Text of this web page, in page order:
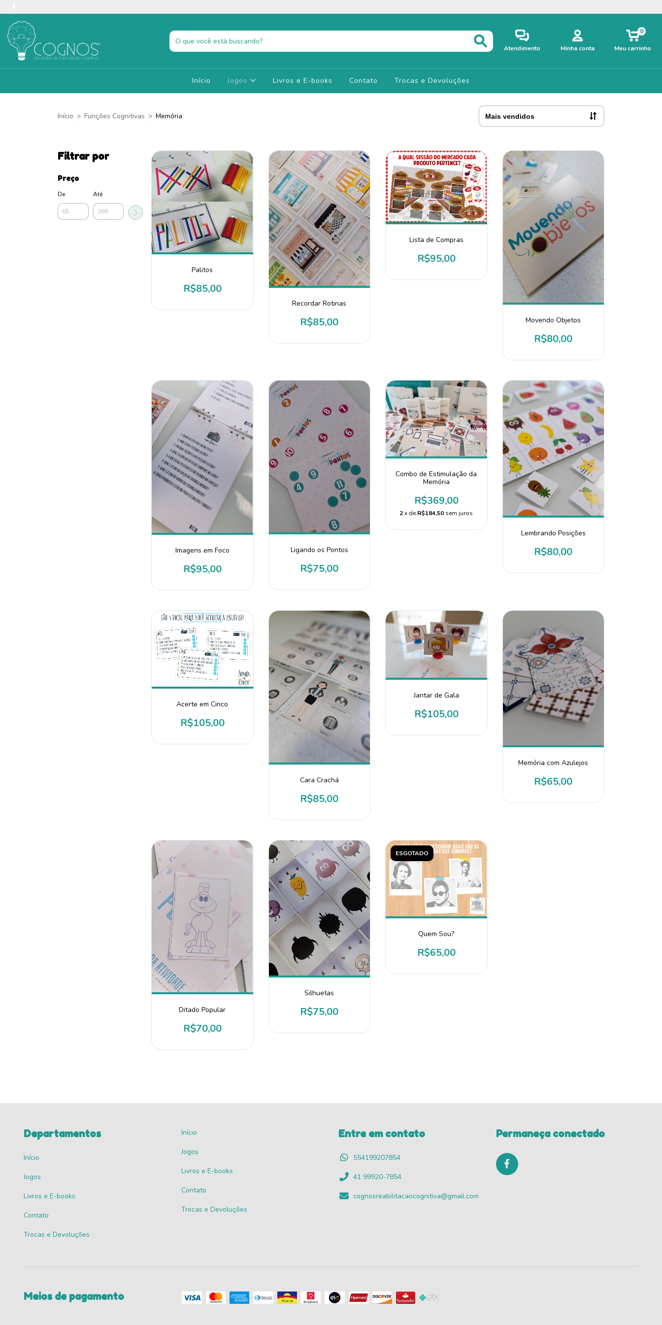
Atendimento Minha conta Meu carrinho
0
Início Jogos Livros e E-books Contato Trocas e Devoluções
Início > Funções Cognitivas > Memória
Filtrar por
Preço
De Até
Palitos
R$85,00
Recordar Rotinas
R$85,00
Lista de Compras
R$95,00
Movendo Objetos
R$80,00
Imagens em Foco
R$95,00
Ligando os Pontos
R$75,00
Combo de Estimulação da
Memória
R$369,00
2 x deR$184,50 sem juros
Lembrando Posições
R$80,00
Acerte em Cinco
R$105,00
Cara Crachá
R$85,00
Jantar de Gala
R$105,00
Memória com Azulejos
R$65,00
Ditado Popular
R$70,00
Silhuetas
R$75,00
ESGOTADO
Quem Sou?
R$65,00
Departamentos
Início
Jogos
Livros e E-books
Contato
Trocas e Devoluções
Início
Jogos
Livros e E-books
Contato
Trocas e Devoluções
Entre em contato
554199207854
41 99920-7854
cognosreabilitacaocognitiva@gmail.com
Permaneça conectado
Meios de pagamento